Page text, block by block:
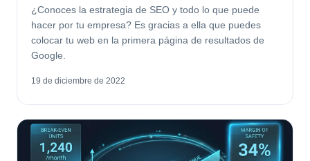
¿Conoces la estrategia de SEO y todo lo que puede
hacer por tu empresa? Es gracias a ella que puedes
colocar tu web en la primera página de resultados de
Google.
19 de diciembre de 2022